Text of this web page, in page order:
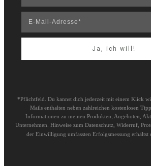
Ja, ich will!
*Pflichtfeld. Du kannst dich jederzeit mit einem Klick
Mails enthalten neben zahlreichen kostenlosen
Informationen zu meinen Produkten, Angeboten,
Unternehmen. Hinweise zum Datenschutz, Widerruf,
der Einwilligung umfassten Erfolgsmessung erhältst